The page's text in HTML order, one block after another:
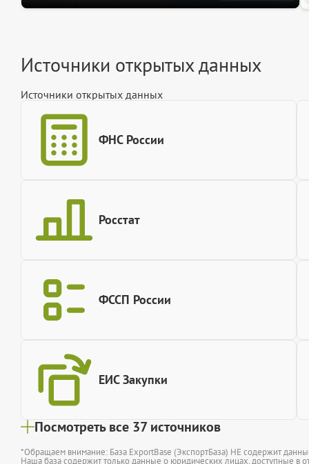
Источники открытых данных
Источники открытых данных
ФНС России
Росстат
ФССП России
ЕИС Закупки
Посмотреть все 37 источников
*Обращаем внимание: База ExportBase (ЭкспортБаза) НЕ содержит
Наша база содержит только данные о юридических лицах, доступные в